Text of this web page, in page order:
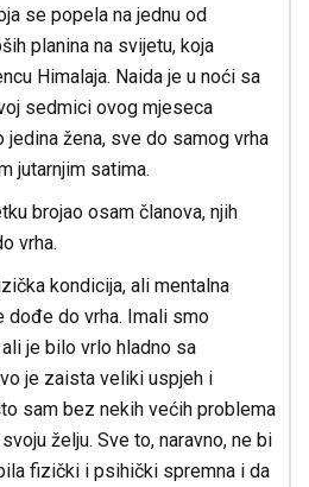
se popela na jednu od
planina na svijetu, koja
Himalaja. Naida je u noći sa
sedmici ovog mjeseca
žena, sve do samog vrha
jutarnjim satima.
brojao osam članova, njih
vrha.
kondicija, ali mentalna
dođe do vrha. Imali smo
je bilo vrlo hladno sa
je zaista veliki uspjeh i
sam bez nekih većih problema
želju. Sve to, naravno, ne bi
fizički i psihički spremna i da